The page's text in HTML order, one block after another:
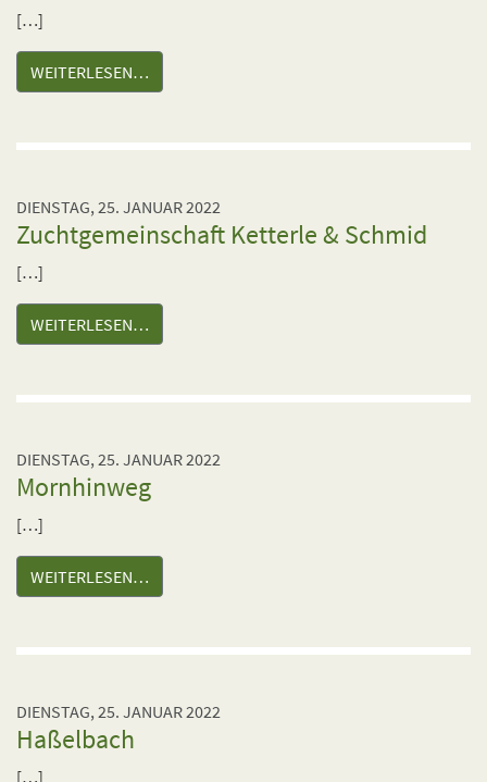
[…]
WEITERLESEN…
DIENSTAG, 25. JANUAR 2022
Zuchtgemeinschaft Ketterle & Schmid
[…]
WEITERLESEN…
DIENSTAG, 25. JANUAR 2022
Mornhinweg
[…]
WEITERLESEN…
DIENSTAG, 25. JANUAR 2022
Haßelbach
[…]